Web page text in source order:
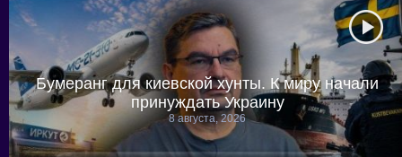
Бумеранг для киевской хунты. К миру начали
принуждать Украину
8 августа, 2026